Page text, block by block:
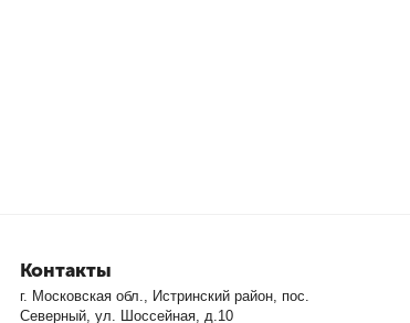
Контакты
г. Московская обл., Истринский район, пос.
Северный, ул. Шоссейная, д.10